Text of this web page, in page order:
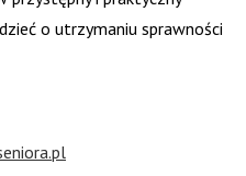
o utrzymaniu sprawności